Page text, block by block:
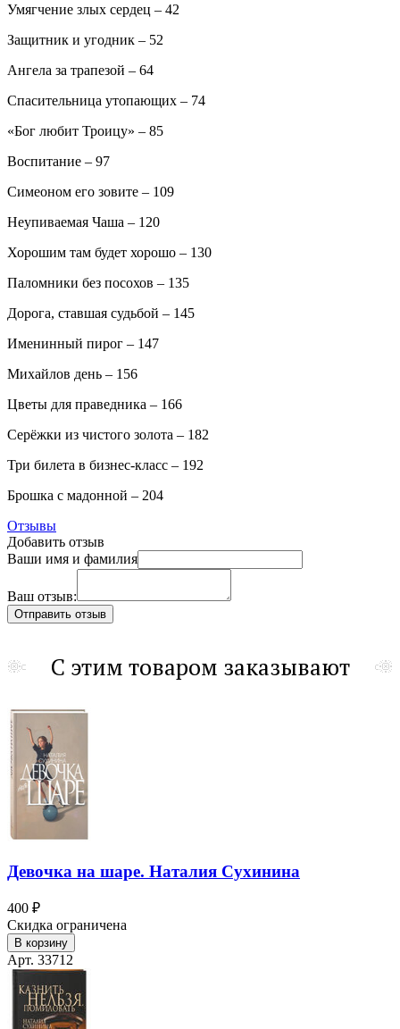
Умягчение злых сердец – 42
Защитник и угодник – 52
Ангела за трапезой – 64
Спасительница утопающих – 74
«Бог любит Троицу» – 85
Воспитание – 97
Симеоном его зовите – 109
Неупиваемая Чаша – 120
Хорошим там будет хорошо – 130
Паломники без посохов – 135
Дорога, ставшая судьбой – 145
Именинный пирог – 147
Михайлов день – 156
Цветы для праведника – 166
Серёжки из чистого золота – 182
Три билета в бизнес-класс – 192
Брошка с мадонной – 204
Отзывы
Добавить отзыв
Ваши имя и фамилия
Ваш отзыв:
С этим товаром заказывают
Девочка на шаре. Наталия Сухинина
400 ₽
Скидка ограничена
В корзину
Арт. 33712